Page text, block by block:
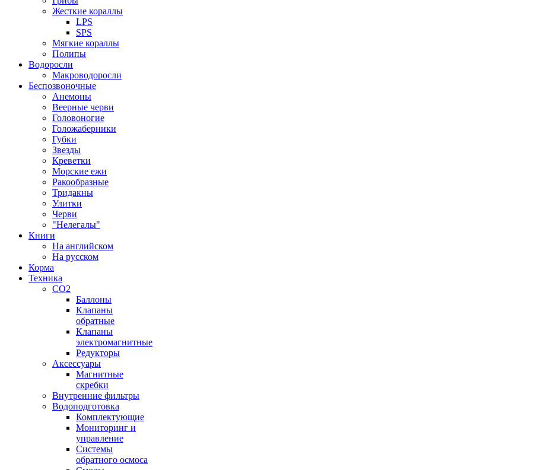
Жесткие кораллы
LPS
SPS
Мягкие кораллы
Полипы
Водоросли
Макроводоросли
Беспозвоночные
Анемоны
Веерные черви
Головоногие
Голожаберники
Губки
Звезды
Креветки
Морские ежи
Ракообразные
Тридакны
Улитки
Черви
"Нелегалы"
Книги
На английском
На русском
Корма
Техника
CO2
Баллоны
Клапаны
обратные
Клапаны
электромагнитные
Редукторы
Аксессуары
Магнитные
скребки
Внутренние фильтры
Водоподготовка
Комплектующие
Мониторинг и
управление
Системы
обратного осмоса